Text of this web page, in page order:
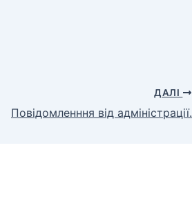
ДАЛІ
Повідомленння від адміністрації.